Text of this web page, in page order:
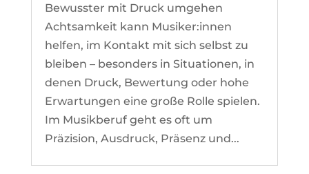
Bewusster mit Druck umgehen
Achtsamkeit kann Musiker:innen
helfen, im Kontakt mit sich selbst zu
bleiben – besonders in Situationen, in
denen Druck, Bewertung oder hohe
Erwartungen eine große Rolle spielen.
Im Musikberuf geht es oft um
Präzision, Ausdruck, Präsenz und...